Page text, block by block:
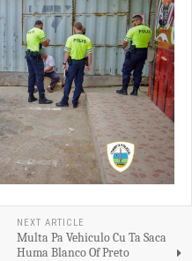
NEXT ARTICLE
Multa Pa Vehiculo Cu Ta Saca
Huma Blanco Of Preto